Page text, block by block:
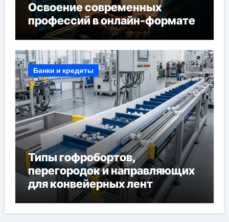
Освоение современных
профессий в онлайн-формате
Банки и кредиты
Типы гофробортов,
перегородок и направляющих
для конвейерных лент